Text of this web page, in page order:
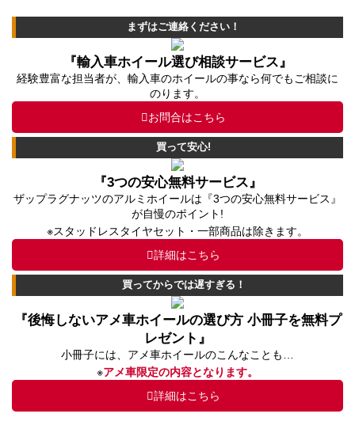
まずはご連絡ください！
『輸入車ホイール選び相談サービス』
経験豊富な担当者が、輸入車のホイールの事なら何でもご相談に
のります。
お問合はこちら
買って安心!
『3つの安心無料サービス』
ザップラグナッツのアルミホイールは『3つの安心無料サービス』
が自慢のポイント!
※スタッドレスタイヤセット・一部商品は除きます。
詳細はこちら
買ってからでは遅すぎる！
『後悔しないアメ車ホイールの選び方 小冊子を無料プ
レゼント』
小冊子には、アメ車ホイールのこんなことも…
※アメ車限定の内容となります。
詳細はこちら